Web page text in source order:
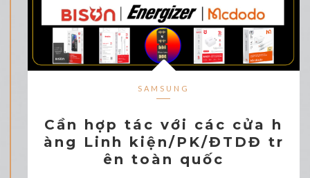
SAMSUNG
Cần hợp tác với các cửa h
àng Linh kiện/PK/ĐTDĐ tr
ên toàn quốc